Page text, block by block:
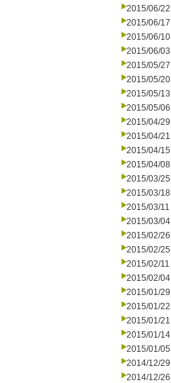
2015/06/22
2015/06/17
2015/06/10
2015/06/03
2015/05/27
2015/05/20
2015/05/13
2015/05/06
2015/04/29
2015/04/21
2015/04/15
2015/04/08
2015/03/25
2015/03/18
2015/03/11
2015/03/04
2015/02/26
2015/02/25
2015/02/11
2015/02/04
2015/01/29
2015/01/22
2015/01/21
2015/01/14
2015/01/05
2014/12/29
2014/12/26